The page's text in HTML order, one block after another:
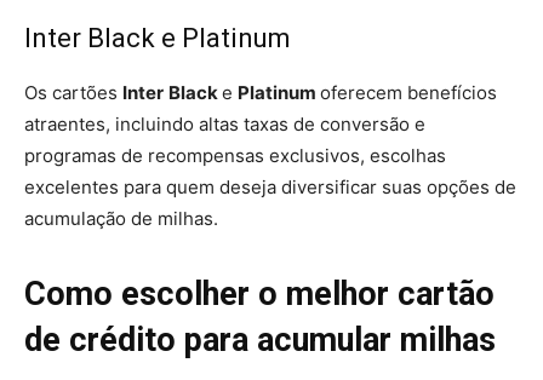
Inter Black e Platinum
Os cartões Inter Blacke Platinum oferecem benefícios
atraentes, incluindo altas taxas de conversão e
programas de recompensas exclusivos, escolhas
excelentes para quem deseja diversificar suas opções de
acumulação de milhas.
Como escolher o melhor cartão
de crédito para acumular milhas